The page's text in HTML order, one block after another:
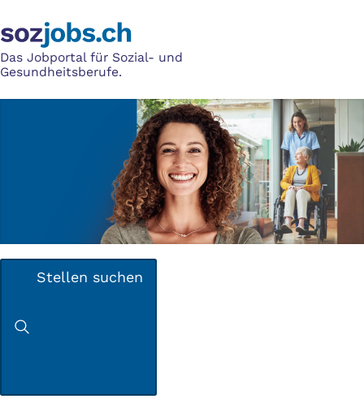
Das Jobportal für Sozial- und
Gesundheitsberufe.
Stellen suchen